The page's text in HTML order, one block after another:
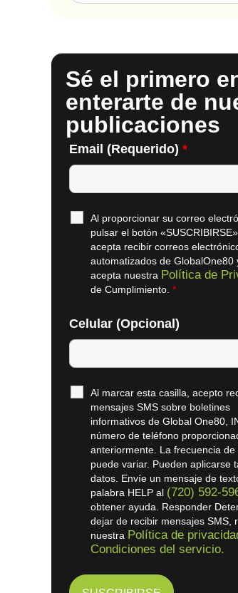
Sé el primero
enterarte de
publicaciones
Email (Requerido) *
Al proporcionar su correo
pulsar el botón
acepta recibir correos
automatizados de GlobalOne80
acepta nuestra Política de
de Cumplimiento. *
Celular (Opcional)
Al marcar esta casilla, acepto
mensajes SMS sobre boletines
informativos de Global One80,
número de teléfono
anteriormente. La frecuencia de
puede variar. Pueden aplicarse
datos. Envíe un mensaje de
palabra HELP al (720) 592-
obtener ayuda. Responder
dejar de recibir mensajes SMS,
nuestra Política de
Condiciones del servicio.